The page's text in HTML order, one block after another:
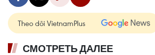
Theo dõi VietnamPlus
СМОТРЕТЬ ДАЛЕЕ